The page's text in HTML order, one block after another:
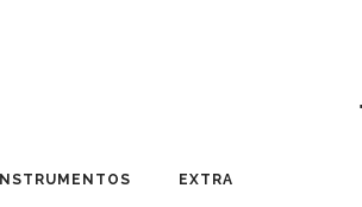
INSTRUMENTOS EXTRA